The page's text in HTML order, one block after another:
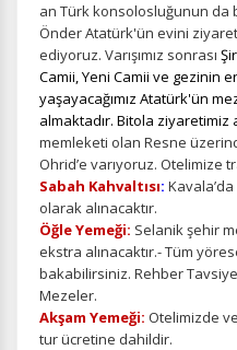
an Türk konsolosluğunun da
Önder Atatürk'ün evini
ediyoruz. Varışımız sonrası
Camii, Yeni Camii ve gezinin
yaşayacağımız Atatürk'ün
almaktadır. Bitola ziyaretimiz
memleketi olan Resne
Ohrid’e varıyoruz. Otelimize
Sabah Kahvaltısı:
olarak alınacaktır.
Öğle Yemeği: Selanik şehir
ekstra alınacaktır.-Tüm
bakabilirsiniz. Rehber
Mezeler.
Akşam Yemeği: Otelimizde
tur ücretine dahildir.